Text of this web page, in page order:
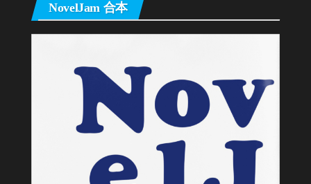
NovelJam 合本